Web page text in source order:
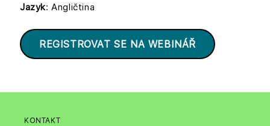
Jazyk: Angličtina
REGISTROVAT SE NA WEBINÁŘ
KONTAKT